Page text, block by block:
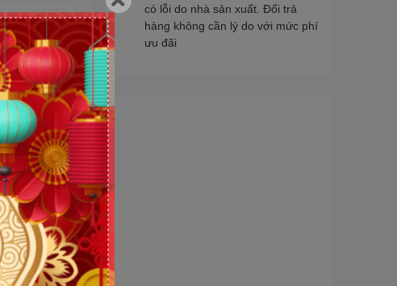
có lỗi do nhà sản xuất. Đổi trả
hàng không cần lý do với mức phí
ưu đãi